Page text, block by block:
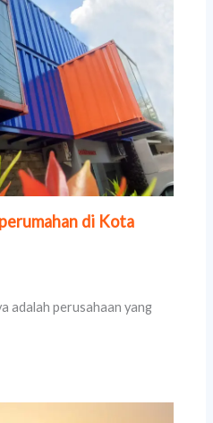
di Kota
adalah perusahaan yang